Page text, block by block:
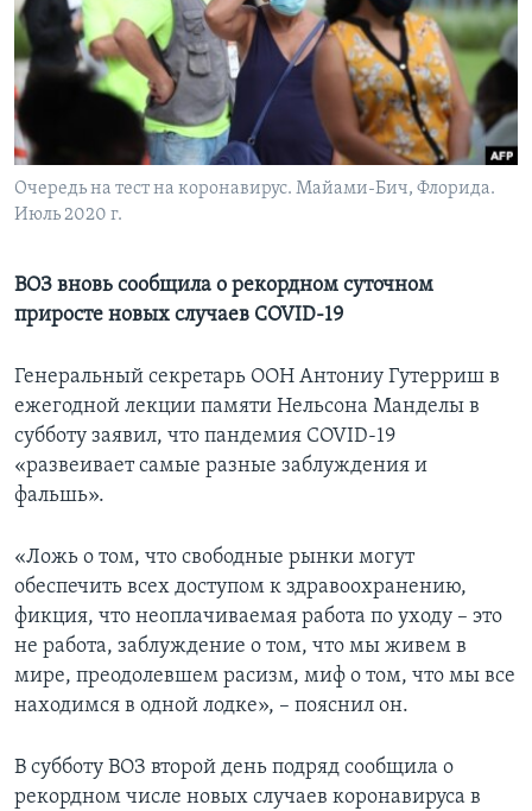
Learning English
СОЦИАЛЬНЫЕ СЕТИ
Языки
Очередь на тест на коронавирус. Майами-Бич, Флорида.
Июль 2020 г.
ВОЗ вновь сообщила о рекордном суточном
приросте новых случаев COVID-19
Генеральный секретарь ООН Антониу Гутерриш в
ежегодной лекции памяти Нельсона Манделы в
субботу заявил, что пандемия COVID-19
«развеивает самые разные заблуждения и
фальшь».
«Ложь о том, что свободные рынки могут
обеспечить всех доступом к здравоохранению,
фикция, что неоплачиваемая работа по уходу – это
не работа, заблуждение о том, что мы живем в
мире, преодолевшем расизм, миф о том, что мы все
находимся в одной лодке», – пояснил он.
В субботу ВОЗ второй день подряд сообщила о
рекордном числе новых случаев коронавируса в